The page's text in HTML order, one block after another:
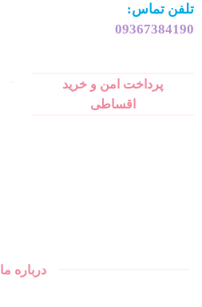
تلفن تماس:
09367384190
پرداخت امن و خرید
اقساطی
درباره ما